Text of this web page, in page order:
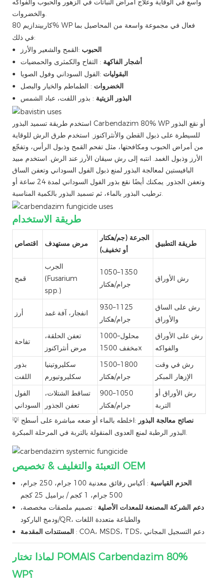
واسع في الوقاية وعلاج أمراض النباتات في الزهور والحبوب والفواكه
والخضروات.
كاربيندازيم 80% WP فعال في مجموعة واسعة من المحاصيل بما
في ذلك:
الحبوب :القمح والشعير والأرز
أشجار الفاكهة : التفاح والكمثرى والحمضيات
البقوليات :الفول السوداني وفول الصويا
الخضروات : الطماطم والخيار والبصل
البذور الزيتية : بذور اللفت، عباد الشمس
استخدم طريقة تسميد البذور Carbendazim 80% WP أو نقع البذور
للسيطرة على ذبول القطن والأنثراكنوز. استخدم طرق الرش للوقاية
من أمراض الحبوب ومكافحتها، مثل تفحم القمح وذبول الرأس، وتفجّع
الأرز وذبول الغمد. انتبه إلى رش سيقان الأرز عند الرش. استخدم مبيد
البافيستين لمعالجة البذور لمنع ذبول الفول السوداني وتعفن الساق
وتعفن الجذور. يمكنك أيضًا نقع بذور الفول السوداني لمدة 24 ساعة أو
ترطيب البذور بالماء، ثم تسميد البذور بالكمية المناسبة.
طريقة الاستخدام
اقتصاص مرض مستهدف
الجرعة (جم/هكتار
أو تخفيف)
طريقة التطبيق
قمح
الجرب
(Fusarium
spp.)
1050–1350
جرام/هكتار
رش الأوراق
أرز انفجار، آفة غمد
930–1125
جرام/هكتار
رش على الساق
والأوراق
تفاحة
تعفن الحلقة،
مرض أنثراكنوز
1000–محلول
مخفف 1500x
رش على الأوراق
والفواكه
بذور
اللفت
سكليروتينيا
سكليروتيورم
1500–1800
جرام/هكتار
رش في وقت
الإزهار المبكر
الفول
السوداني
تساقط الشتلات،
تعفن الجذور
900–1050
جرام/هكتار
رش الأوراق أو
التربة
💡
نصائح معالجة البذور :اخلطه بالماء أو ضعه مباشرة على أسطح
البذور الرطبة لمنع العدوى المنقولة بالتربة في المرحلة المبكرة.
التعبئة والتغليف & تخصيص OEM
الحزم القياسية
: أكياس رقائق معدنية 100 جرام، 250 جرام،
500 جرام، 1 كجم / براميل 25 كجم
دعم الشركة المصنعة للمعدات الأصلية : تصميم ملصقات مخصصة،
ودمج الباركود/QR، والطباعة متعددة اللغات
: COA، MSDS، TDS، دعم التسجيل المجاني
لماذا تختار POMAIS Carbendazim 80%
WP؟